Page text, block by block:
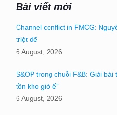
Bài viết mới
Channel conflict in FMCG:
triệt để
6 August, 2026
S&OP trong chuỗi F&B: Giải bài
tồn kho giờ ế”
6 August, 2026